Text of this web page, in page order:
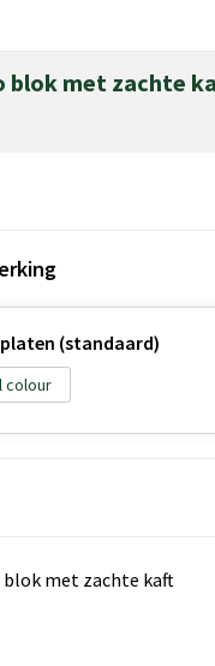
blok met zachte
(standaard)
colour
blok met zachte kaft